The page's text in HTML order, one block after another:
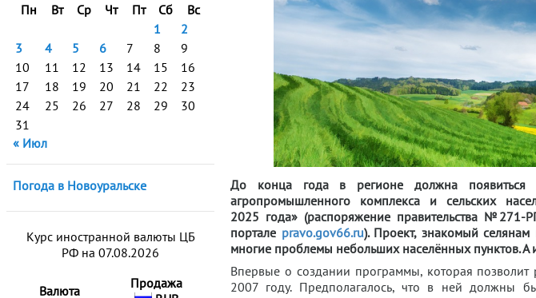
Пн
Вт Ср Чт Пт Сб
Вс
1
2
3
4 5 6 7 8
9
10
11 12 13 14 15
16
17
18 19 20 21 22
23
24
25 26 27 28 29
30
31
« Июл
Погода в Новоуральске
Курс иностранной валюты ЦБ
РФ на 07.08.2026
Валюта
Продажа
До конца года в регионе должна появиться
агропромышленного комплекса и сельских
2025 года» (распоряжение правительства №271-
портале pravo.gov66.ru). Проект, знакомый
многие проблемы небольших населённых пунктов. А
Впервые о создании программы, которая позволит
2007 году. Предполагалось, что в ней должны